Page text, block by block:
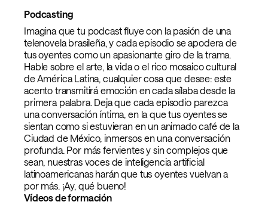
Podcasting
Imagina que tu podcast fluye con la pasión de una
telenovela brasileña, y cada episodio se apodera de
tus oyentes como un apasionante giro de la trama.
Hable sobre el arte, la vida o el rico mosaico cultural
de América Latina, cualquier cosa que desee: este
acento transmitirá emoción en cada sílaba desde la
primera palabra. Deja que cada episodio parezca
una conversación íntima, en la que tus oyentes se
sientan como si estuvieran en un animado café de la
Ciudad de México, inmersos en una conversación
profunda. Por más fervientes y sin complejos que
sean, nuestras voces de inteligencia artificial
latinoamericanas harán que tus oyentes vuelvan a
por más. ¡Ay, qué bueno!
Vídeos de formación